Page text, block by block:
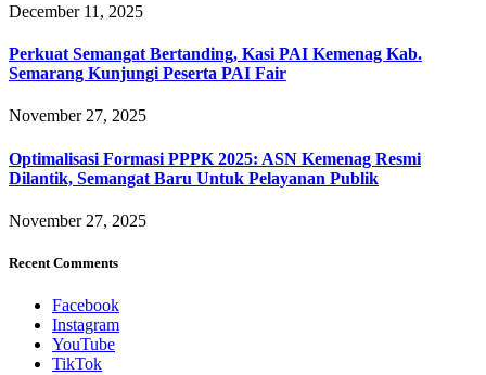
December 11, 2025
Perkuat Semangat Bertanding, Kasi PAI Kemenag Kab.
Semarang Kunjungi Peserta PAI Fair
November 27, 2025
Optimalisasi Formasi PPPK 2025: ASN Kemenag Resmi
Dilantik, Semangat Baru Untuk Pelayanan Publik
November 27, 2025
Recent Comments
Facebook
Instagram
YouTube
TikTok